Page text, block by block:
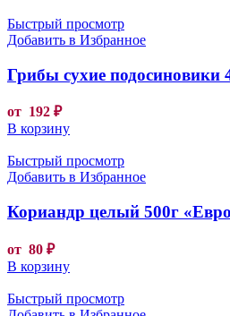
Быстрый просмотр
Добавить в Избранное
Грибы сухие подосиновики
от 192 ₽
В корзину
Быстрый просмотр
Добавить в Избранное
Кориандр целый 500г
от 80 ₽
В корзину
Быстрый просмотр